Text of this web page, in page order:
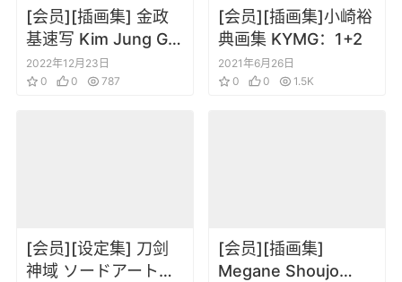
[会员][插画集] 金政
基速写 Kim Jung Gi
– Sketchbook 2016
2022年12月23日
0
0 787
[会员][插画集]小崎裕
典画集 KYMG：1+2
2021年6月26日
0
0 1.5K
[会员][设定集] 刀剑
神域 ソードアート・
[会员][插画集]
Megane Shoujo